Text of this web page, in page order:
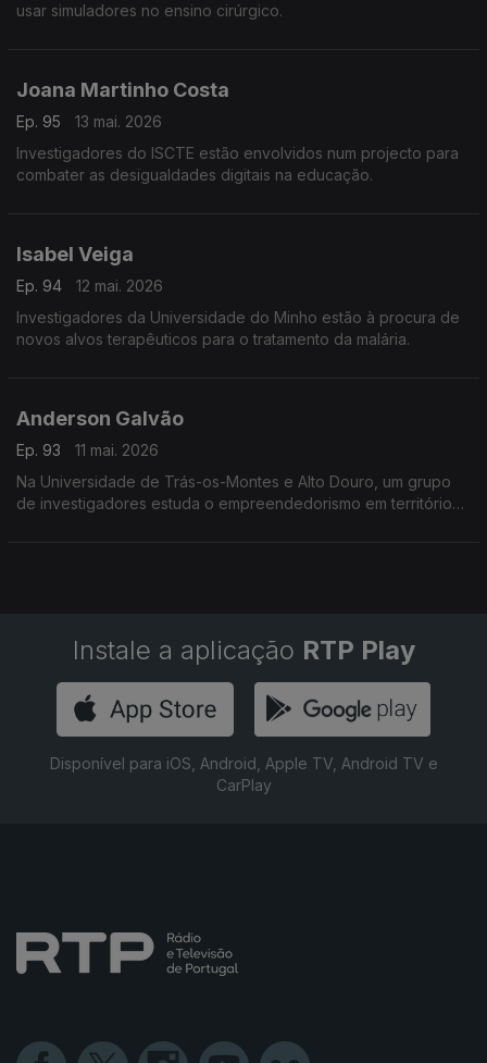
usar simuladores no ensino cirúrgico.
Joana Martinho Costa
Ep. 95
13 mai. 2026
Investigadores do ISCTE estão envolvidos num projecto para
combater as desigualdades digitais na educação.
Isabel Veiga
Ep. 94
12 mai. 2026
Investigadores da Universidade do Minho estão à procura de
novos alvos terapêuticos para o tratamento da malária.
Anderson Galvão
Ep. 93
11 mai. 2026
Na Universidade de Trás-os-Montes e Alto Douro, um grupo
de investigadores estuda o empreendedorismo em territórios
Instale a aplicação RTP Play
Disponível para iOS, Android, Apple TV, Android TV e
CarPlay